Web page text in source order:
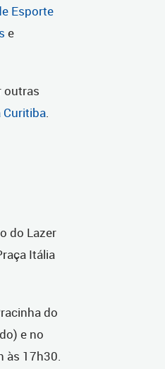
Esporte
e
outras
Curitiba.
do Lazer
Itália
do
e no
às 17h30.